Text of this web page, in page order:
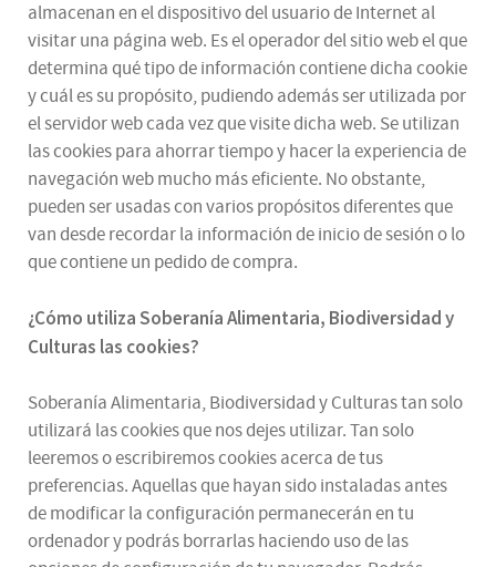
almacenan en el dispositivo del usuario de Internet al
visitar una página web. Es el operador del sitio web el que
determina qué tipo de información contiene dicha cookie
y cuál es su propósito, pudiendo además ser utilizada por
el servidor web cada vez que visite dicha web. Se utilizan
las cookies para ahorrar tiempo y hacer la experiencia de
navegación web mucho más eficiente. No obstante,
pueden ser usadas con varios propósitos diferentes que
van desde recordar la información de inicio de sesión o lo
que contiene un pedido de compra.
¿Cómo utilizaSoberanía Alimentaria, Biodiversidad y
Culturas las cookies?
Soberanía Alimentaria, Biodiversidad y Culturas tan solo
utilizará las cookies que nos dejes utilizar. Tan solo
leeremos o escribiremos cookies acerca de tus
preferencias. Aquellas que hayan sido instaladas antes
de modificar la configuración permanecerán en tu
ordenador y podrás borrarlas haciendo uso de las